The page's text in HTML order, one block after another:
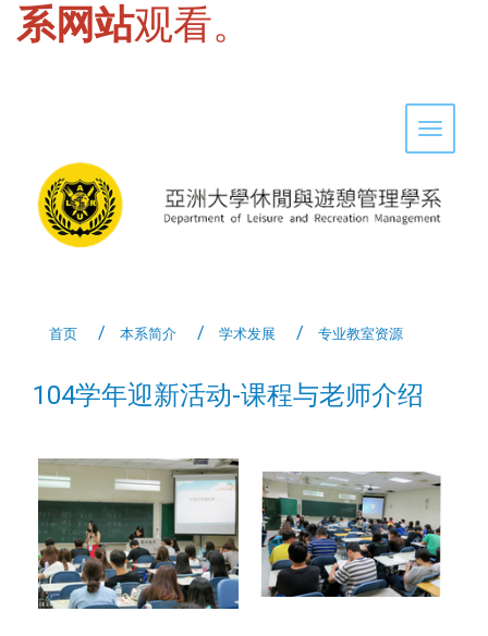
系网站观看。
Toggle
首页 本系简介 学术发展 专业教室资源
104学年迎新活动-课程与老师介绍